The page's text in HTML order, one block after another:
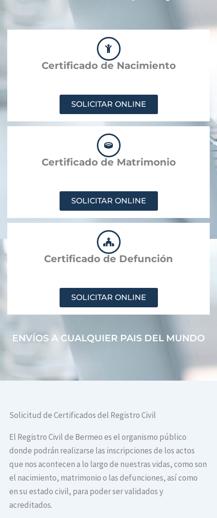
Certificado de Nacimiento
SOLICITAR ONLINE
Certificado de Matrimonio
SOLICITAR ONLINE
Certificado de Defunción
SOLICITAR ONLINE
ENVÍOS A CUALQUIER PAIS DEL MUNDO
Solicitud de Certificados del Registro Civil
El Registro Civil de Bermeo es el organismo público
donde podrán realizarse las inscripciones de los actos
que nos acontecen a lo largo de nuestras vidas, como son
el nacimiento, matrimonio o las defunciones, así como
en su estado civil, para poder ser validados y
acreditados.